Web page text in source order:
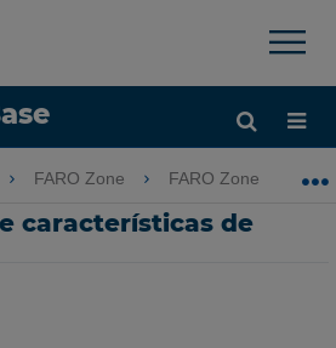
×
jerarquía global
FARO Zone FARO Zone
características de